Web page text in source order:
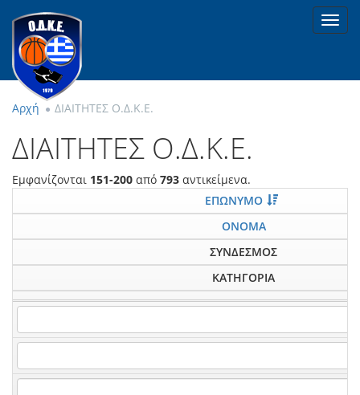
Αρχή ΔΙΑΙΤΗΤΕΣ Ο.Δ.Κ.Ε.
ΔΙΑΙΤΗΤΕΣ Ο.Δ.Κ.Ε.
Εμφανίζονται 151-200 από 793 αντικείμενα.
ΕΠΩΝΥΜΟ
ΟΝΟΜΑ
ΣΥΝΔΕΣΜΟΣ
ΚΑΤΗΓΟΡΙΑ